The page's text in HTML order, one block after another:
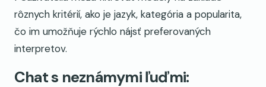
rôznych kritérií, ako je jazyk, kategória a popularita,
čo im umožňuje rýchlo nájsť preferovaných
interpretov.
Chat s neznámymi ľuďmi: